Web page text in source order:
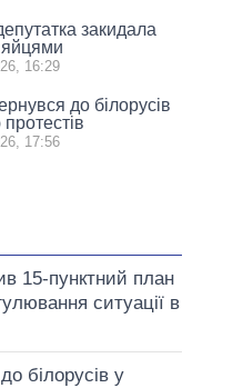
закидала
яйцями
16:29
до білорусів
17:56
15-пунктний план
ситуації в
білорусів у